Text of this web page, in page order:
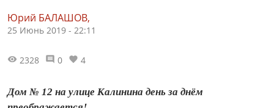
Юрий БАЛАШОВ,
25 Июнь 2019 - 22:11
2328 0 4
Дом № 12 на улице Калинина день за днём